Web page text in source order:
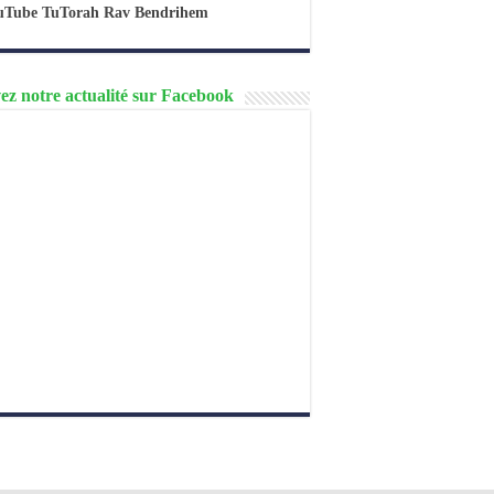
TuTorah Rav Bendrihem
notre actualité sur Facebook